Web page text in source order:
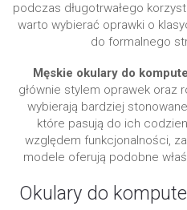
podczas długotrwałego
warto wybierać oprawki o
do formalnego
Męskie okulary do
głównie stylem oprawek oraz
wybierają bardziej
które pasują do ich
względem funkcjonalności,
modele oferują podobne
Okulary do